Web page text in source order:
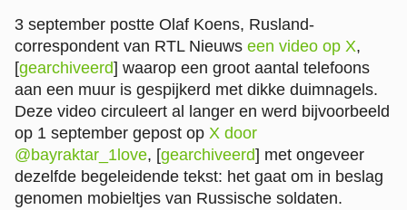
3 september postte Olaf Koens, Rusland-
correspondent van RTL Nieuws een video op X,
[gearchiveerd] waarop een groot aantal telefoons
aan een muur is gespijkerd met dikke duimnagels.
Deze video circuleert al langer en werd bijvoorbeeld
op 1 september gepost op X door
@bayraktar_1love, [gearchiveerd] met ongeveer
dezelfde begeleidende tekst: het gaat om in beslag
genomen mobieltjes van Russische soldaten.